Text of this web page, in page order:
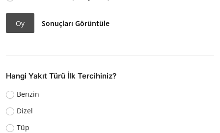
Oy Sonuçları Görüntüle
Hangi Yakıt Türü İlk Tercihiniz?
Benzin
Dizel
Tüp